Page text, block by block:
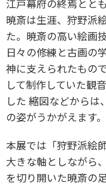
江戸幕府の終焉とと
暁斎は生涯、狩野派
た。暁斎の高い絵画
日々の修練と古画の
神に支えられたもの
して制作していた観
した 縮図などから
の姿がうかがえます。
本展では「狩野派絵
大きな軸としながら
を切り開いた暁斎の